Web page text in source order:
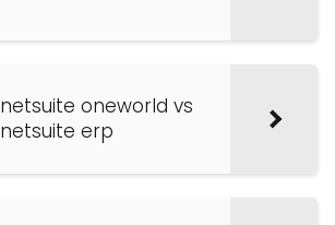
netsuite oneworld vs
netsuite erp